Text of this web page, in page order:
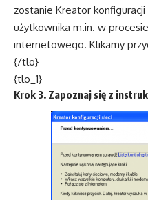
zostanie Kreator
użytkownika m.in. w
internetowego. Klikamy
{/tlo}
{tlo_1}
Krok 3. Zapoznaj się z